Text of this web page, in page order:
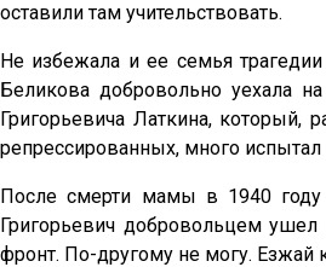
оставили там учительствовать.
Не избежала и ее семья
Беликова добровольно уехала
Григорьевича Латкина,
репрессированных, много
После смерти мамы в 1940 году
Григорьевич добровольцем
фронт. По-другому не могу. Езжай